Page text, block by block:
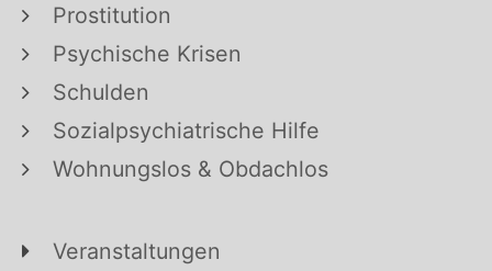
Prostitution
Psychische Krisen
Schulden
Sozialpsychiatrische Hilfe
Wohnungslos & Obdachlos
Veranstaltungen